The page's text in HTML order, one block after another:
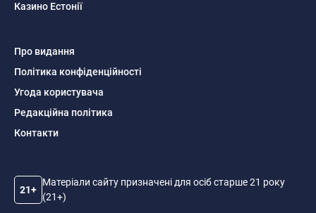
Казино Естонії
Про видання
Політика конфіденційності
Угода користувача
Редакційна політика
Контакти
21+
Матеріали сайту призначені для осіб старше 21 року
(21+)